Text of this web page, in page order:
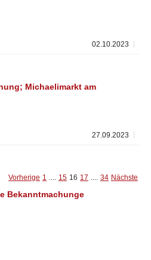
02.10.2023
Michaelimarkt am
27.09.2023
Vorherige 1 .... 15 16 17 .... 34 Nächste
Bekanntmachunge